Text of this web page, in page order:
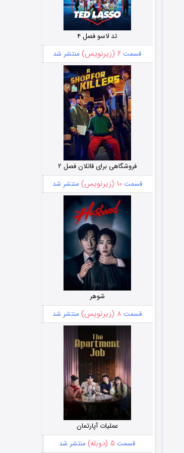
تد لاسو فصل ۴
قسمت ۶ (زیرنویس) منتشر شد
فروشگاهی برای قاتلان فصل ۲
قسمت۱۰ (زیرنویس) منتشر شد
شوهر
قسمت ۸ (زیرنویس) منتشر شد
عملیات آپارتمان
قسمت ۵ (دوبله) منتشر شد